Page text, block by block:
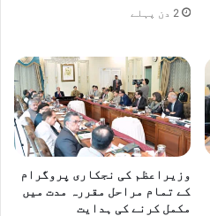
2 دن پہلے
وزیراعظم کی نجکاری پروگرام
کے تمام مراحل مقررہ مدت میں
مکمل کرنے کی ہدایت